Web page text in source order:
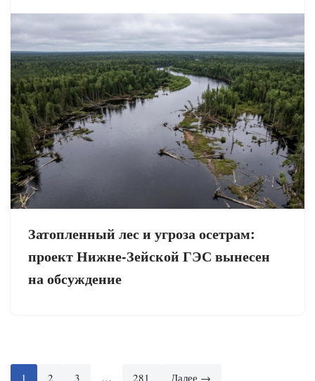
Затопленный лес и угроза осетрам:
проект Нижне-Зейской ГЭС вынесен
на обсуждение
1 2 3 … 281 Далее →